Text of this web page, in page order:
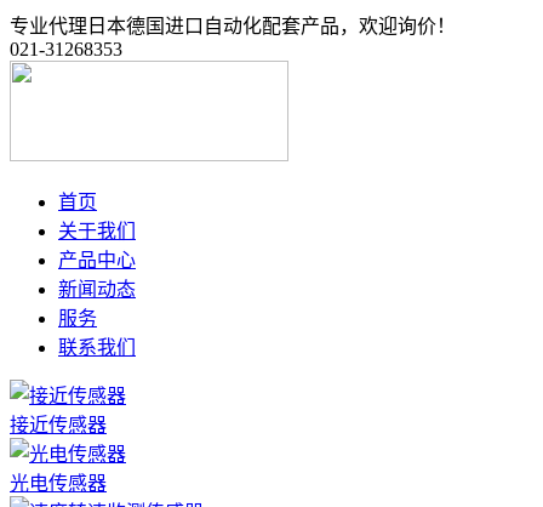
专业代理日本德国进口自动化配套产品，欢迎询价！
021-31268353
首页
关于我们
产品中心
新闻动态
服务
联系我们
接近传感器
光电传感器